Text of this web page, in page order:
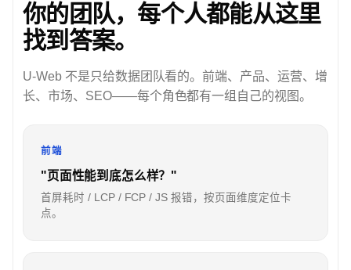
你的团队，每个人都能从这里
找到答案。
U-Web 不是只给数据团队看的。前端、产品、运营、增
长、市场、SEO——每个角色都有一组自己的视图。
前端
"页面性能到底怎么样？"
首屏耗时 / LCP / FCP / JS 报错，按页面维度定位卡
点。